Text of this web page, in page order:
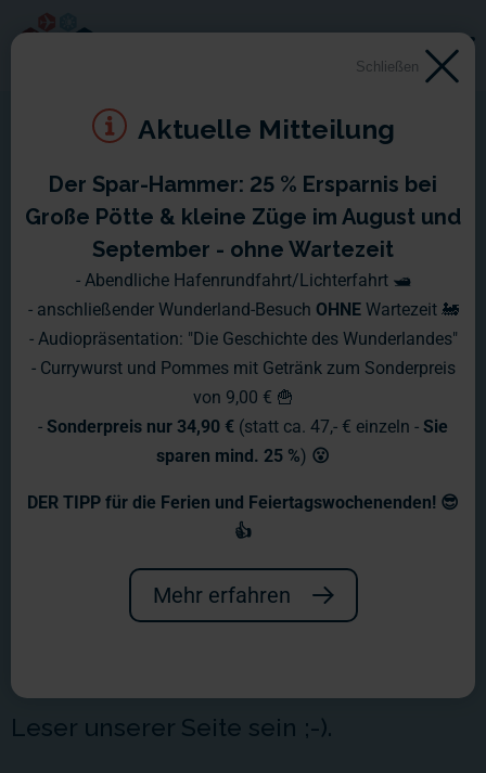
Wochenbericht Nr. 208
mit dem Schwerpunkt "Skandinavien",
Überraschung für den aufmerksamen
Leser unserer Seite sein ;-).
Schließen
Aktuelle Mitteilung
Der Spar-Hammer: 25 % Ersparnis bei
Große Pötte & kleine Züge im August und
September - ohne Wartezeit
- Abendliche Hafenrundfahrt/Lichterfahrt 🛥️
- anschließender Wunderland-Besuch OHNE Wartezeit 🚂
- Audiopräsentation: "Die Geschichte des Wunderlandes"
- Currywurst und Pommes mit Getränk zum Sonderpreis
von 9,00 € 🍟
- Sonderpreis nur 34,90 € (statt ca. 47,- € einzeln - Sie
sparen mind. 25 %) 😮
DER TIPP für die Ferien und Feiertagswochenenden! 😎
👍
Mehr erfahren